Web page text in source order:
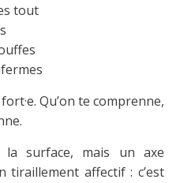
tout
Qu’on te comprenne,
surface, mais un axe
tiraillement affectif : c’est